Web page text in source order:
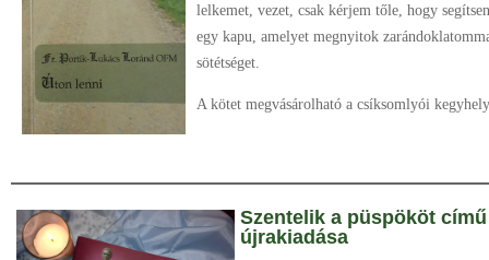
lelkemet, vezet, csak kérjem tőle, hogy
egy kapu, amelyet megnyitok
sötétséget.
A kötet megvásárolható a csíksomlyói
Szentelik a püspököt
újrakiadása